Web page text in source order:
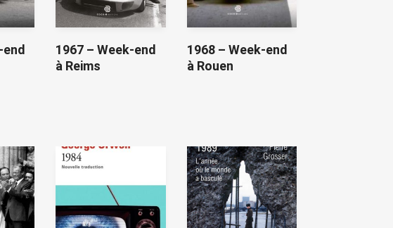
1967 – Week-end
à Reims
1968 – Week-end
à Rouen